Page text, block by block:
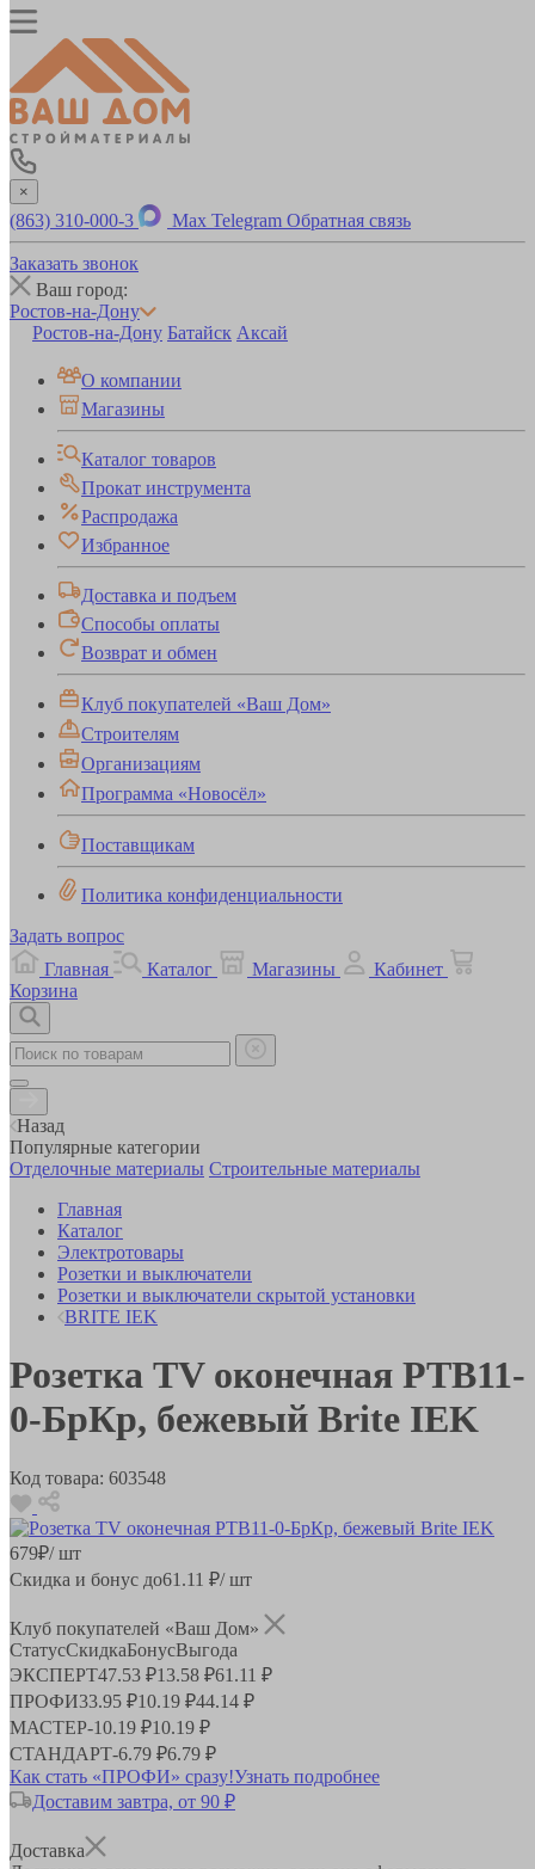
×
(863) 310-000-3 Max Telegram Обратная связь
Заказать звонок
Ваш город:
Ростов-на-Дону
Ростов-на-Дону Батайск Аксай
О компании
Магазины
Каталог товаров
Прокат инструмента
Распродажа
Избранное
Доставка и подъем
Способы оплаты
Возврат и обмен
Клуб покупателей «Ваш Дом»
Строителям
Организациям
Программа «Новосёл»
Поставщикам
Политика конфиденциальности
Задать вопрос
Главная
Каталог Магазины
Кабинет
Корзина
Назад
Популярные категории
Отделочные материалы Строительные материалы
Главная
Каталог
Электротовары
Розетки и выключатели
Розетки и выключатели скрытой установки
BRITE IEK
Розетка TV оконечная РТВ11-
0-БрКр, бежевый Brite IEK
Код товара: 603548
679₽/ шт
Скидка и бонус до61.11 ₽/ шт
Клуб покупателей «Ваш Дом»
СтатусСкидкаБонусВыгода
ЭКСПЕРТ47.53 ₽13.58 ₽61.11 ₽
ПРОФИ33.95 ₽10.19 ₽44.14 ₽
МАСТЕР-10.19 ₽10.19 ₽
СТАНДАРТ-6.79 ₽6.79 ₽
Как стать «ПРОФИ» сразу!Узнать подробнее
Доставим завтра, от 90 ₽
Доставка